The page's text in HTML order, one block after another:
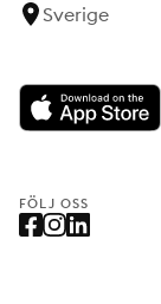
Sverige
FÖLJ OSS